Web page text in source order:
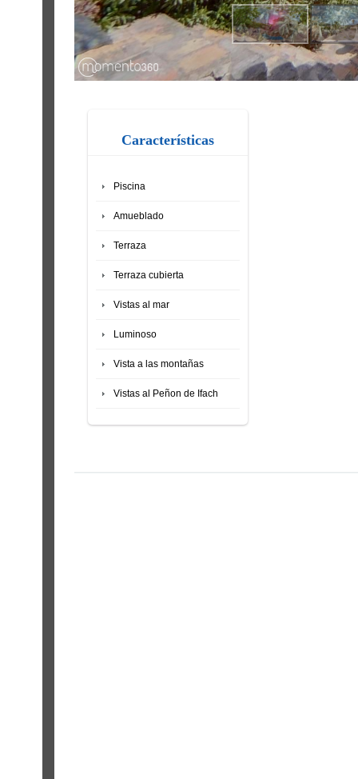
Características
Piscina
Amueblado
Terraza
Terraza cubierta
Vistas al mar
Luminoso
Vista a las montañas
Vistas al Peñon de Ifach